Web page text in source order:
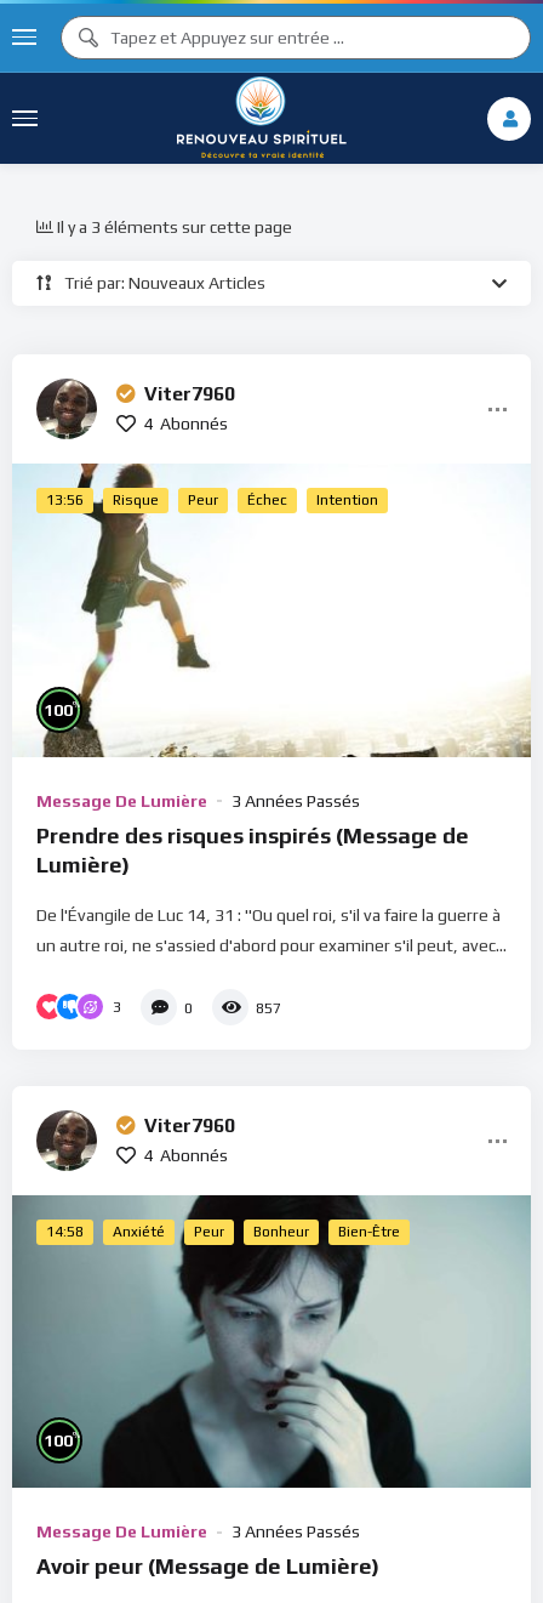
Trié par: Nouveaux Articles
Il y a 3 éléments sur cette page
Viter7960
4 Abonnés
13:56 Risque Peur Échec Intention
100%
Message De Lumière 3 Années Passés
Prendre des risques inspirés (Message de
Lumière)
De l'Évangile de Luc 14, 31 : "Ou quel roi, s'il va faire la guerre à
un autre roi, ne s'assied d'abord pour examiner s'il peut, avec...
3 0 857
Viter7960
4 Abonnés
14:58 Anxiété Peur Bonheur Bien-Être
100%
Message De Lumière 3 Années Passés
Avoir peur (Message de Lumière)